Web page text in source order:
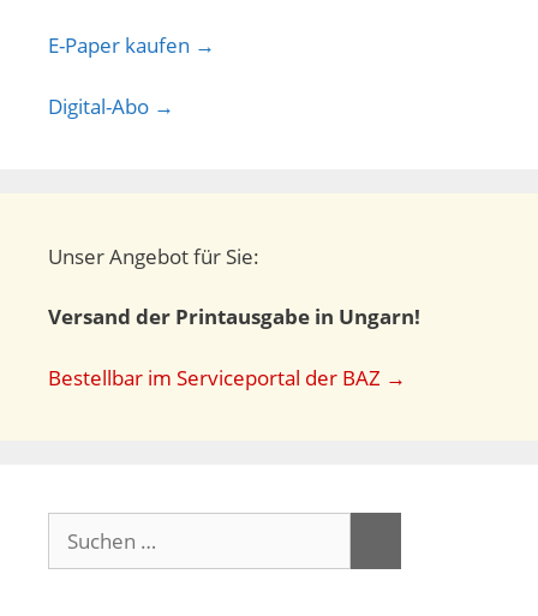
E-Paper kaufen →
Digital-Abo →
Unser Angebot für Sie:
Versand der Printausgabe in Ungarn!
Bestellbar im Serviceportal der BAZ →
Suchen
nach: